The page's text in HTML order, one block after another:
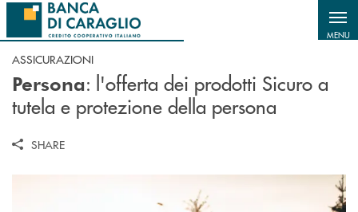
Salta al contenuto principale
MENU
ASSICURAZIONI
Persona: l'offerta dei prodotti Sicuro a
tutela e protezione della persona
SHARE